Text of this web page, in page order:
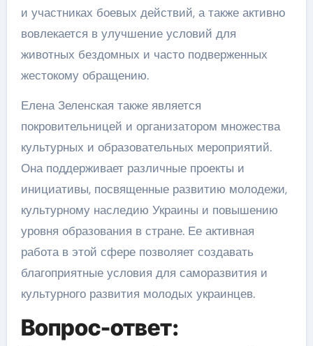
и участниках боевых действий, а также активно
вовлекается в улучшение условий для
животных бездомных и часто подверженных
жестокому обращению.
Елена Зеленская также является
покровительницей и организатором множества
культурных и образовательных мероприятий.
Она поддерживает различные проекты и
инициативы, посвященные развитию молодежи,
культурному наследию Украины и повышению
уровня образования в стране. Ее активная
работа в этой сфере позволяет создавать
благоприятные условия для саморазвития и
культурного развития молодых украинцев.
Вопрос-ответ: